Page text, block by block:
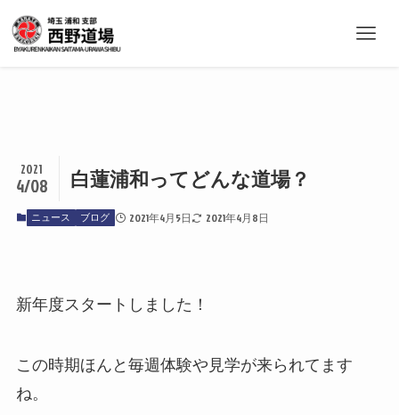
白蓮浦和ってどんな道場？
2021
4/08
ニュース ブログ 2021年4月5日 2021年4月8日
新年度スタートしました！
この時期ほんと毎週体験や見学が来られてます
ね。